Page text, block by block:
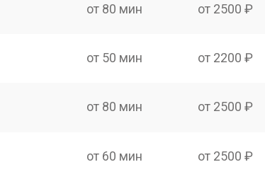
от 80 мин от 2500 ₽
от 50 мин от 2200 ₽
от 80 мин от 2500 ₽
от 60 мин от 2500 ₽